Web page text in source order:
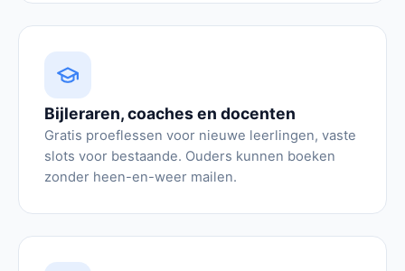
Bijleraren, coaches en docenten
Gratis proeflessen voor nieuwe leerlingen, vaste
slots voor bestaande. Ouders kunnen boeken
zonder heen-en-weer mailen.